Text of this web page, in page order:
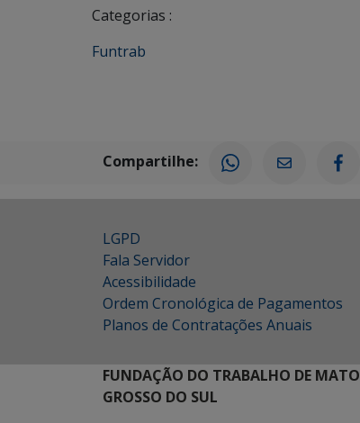
Categorias :
Funtrab
Compartilhe:
LGPD
Fala Servidor
Acessibilidade
Ordem Cronológica de Pagamentos
Planos de Contratações Anuais
FUNDAÇÃO DO TRABALHO DE MATO
GROSSO DO SUL